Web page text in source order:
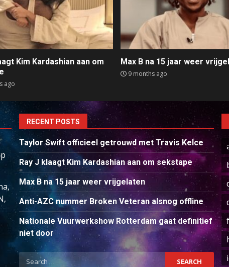
Kim Kardashian aan om
ago
Max B na 15 jaar weer
9 months ago
RECENT POSTS
Taylor Swift officieel getrouwd met Travis Kelce
Ray J klaagt Kim Kardashian aan om sekstape
Max B na 15 jaar weer vrijgelaten
Anti-AZC nummer Broken Veteran alsnog offline
Nationale Vuurwerkshow Rotterdam gaat definitief
niet door
Search